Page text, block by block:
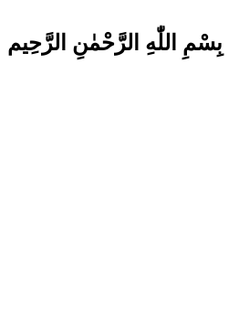
بِسْمِ اللّٰهِ الرَّحْمٰنِ الرَّحِيم